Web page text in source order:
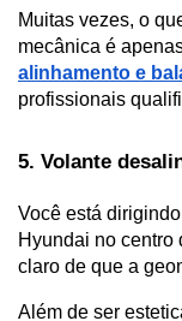
Muitas vezes, o
alinhamento e
profissionais
5. Volante
Você está
Hyundai no centro
claro de que a
Além de ser